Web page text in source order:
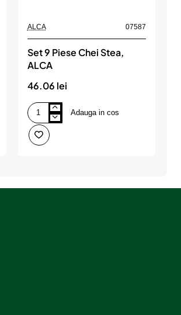
ALCA 07587
Set 9 Piese Chei Stea,
ALCA
46.06 lei
Set
Piese
Chei
Adauga in cos